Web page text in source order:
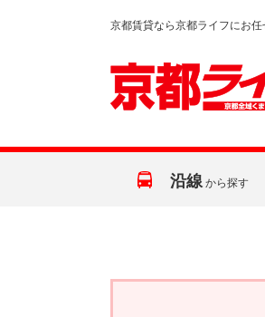
京都賃貸なら京都ライフにお
沿線 から探す